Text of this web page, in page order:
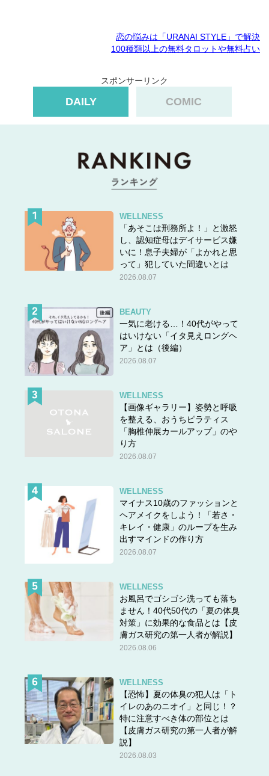
恋の悩みは「URANAI STYLE」で解決
100種類以上の無料タロットや無料占い
スポンサーリンク
DAILY COMIC
WELLNESS
「あそこは刑務所よ！」と激怒
し、認知症母はデイサービス嫌
いに！息子夫婦が「よかれと思
って」犯していた間違いとは
2026.08.07
BEAUTY
一気に老ける…！40代がやって
はいけない「イタ見えロングヘ
ア」とは（後編）
2026.08.07
WELLNESS
【画像ギャラリー】姿勢と呼吸
を整える、おうちピラティス
「胸椎伸展カールアップ」のや
り方
2026.08.07
WELLNESS
マイナス10歳のファッションと
ヘアメイクをしよう！「若さ・
キレイ・健康」のループを生み
出すマインドの作り方
2026.08.07
WELLNESS
お風呂でゴシゴシ洗っても落ち
ません！40代50代の「夏の体臭
対策」に効果的な食品とは【皮
膚ガス研究の第一人者が解説】
2026.08.06
WELLNESS
【恐怖】夏の体臭の犯人は「ト
イレのあのニオイ」と同じ！？
特に注意すべき体の部位とは
【皮膚ガス研究の第一人者が解
説】
2026.08.03